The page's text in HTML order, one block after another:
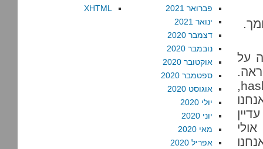
על
לומר לו שאם הוא יעצבן מספיק את צה”ל ורשויות ה-hasbara,
פברואר 2021
ינואר 2021
דצמבר 2020
נובמבר 2020
אוקטובר 2020
ספטמבר 2020
אוגוסט 2020
יולי 2020
יוני 2020
מאי 2020
אפריל 2020
XHTML